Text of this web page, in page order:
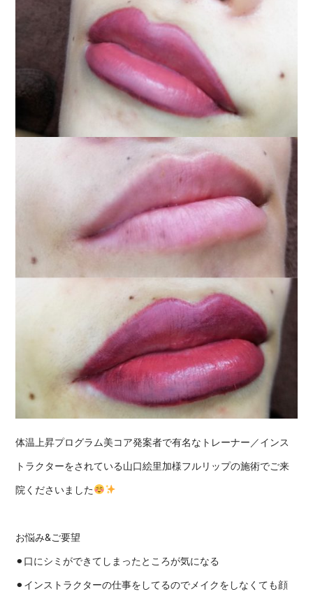
体温上昇プログラム美コア発案者で有名なトレーナー／インス
トラクターをされている山口絵里加様フルリップの施術でご来
院くださいました
お悩み&ご要望
⚫︎口にシミができてしまったところが気になる
⚫︎インストラクターの仕事をしてるのでメイクをしなくても顔